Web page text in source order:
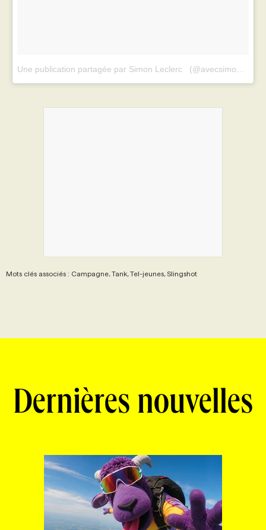
Mots clés associés : Campagne, Tank, Tel-jeunes, Slingshot
Dernières nouvelles